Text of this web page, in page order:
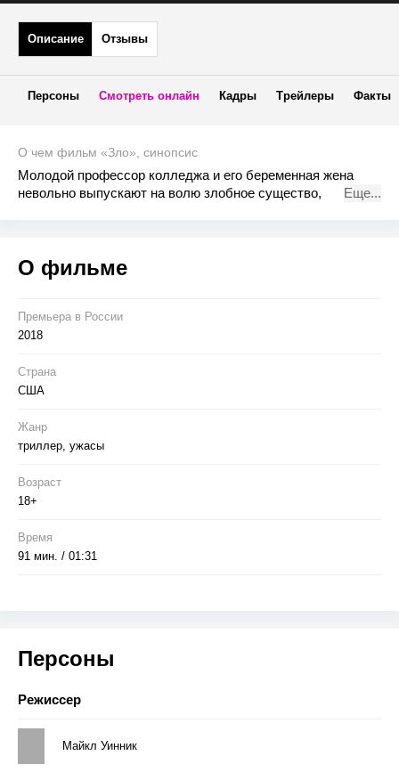
Описание Отзывы
Персоны Смотреть онлайн Кадры Трейлеры Факты
О чем фильм «Зло», синопсис
Молодой профессор колледжа и его беременная жена
невольно выпускают на волю злобное существо,
Еще...
О фильме
Премьера в Росcии
2018
Страна
США
Жанр
триллер, ужасы
Возраст
18+
Время
91 мин. / 01:31
Персоны
Режиссер
Майкл Уинник